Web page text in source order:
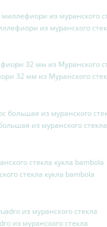
из муранского
32 мм из Муранского
из муранского стекла
стекла кукла bambola
из муранского стекла